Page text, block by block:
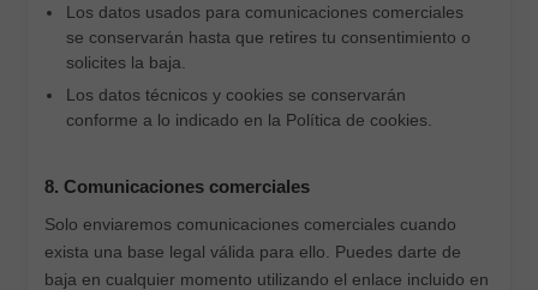
Los datos usados para comunicaciones comerciales
se conservarán hasta que retires tu consentimiento o
solicites la baja.
Los datos técnicos y cookies se conservarán
conforme a lo indicado en la Política de cookies.
8. Comunicaciones comerciales
Solo enviaremos comunicaciones comerciales cuando
exista una base legal válida para ello. Puedes darte de
baja en cualquier momento utilizando el enlace incluido en